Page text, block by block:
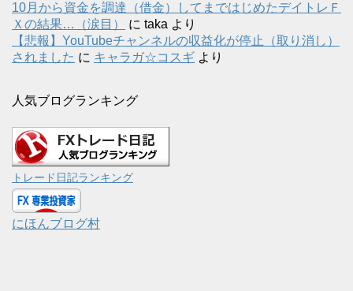
10月から資金を調達（借金）してまではじめたデイトレＦ
Ｘの結果…（涙目）
に taka より
【悲報】YouTubeチャンネルの収益化が停止（取り消し）
されました に キャラガ☆コスギ より
人気ブログランキング
トレード日記ランキング
にほんブログ村